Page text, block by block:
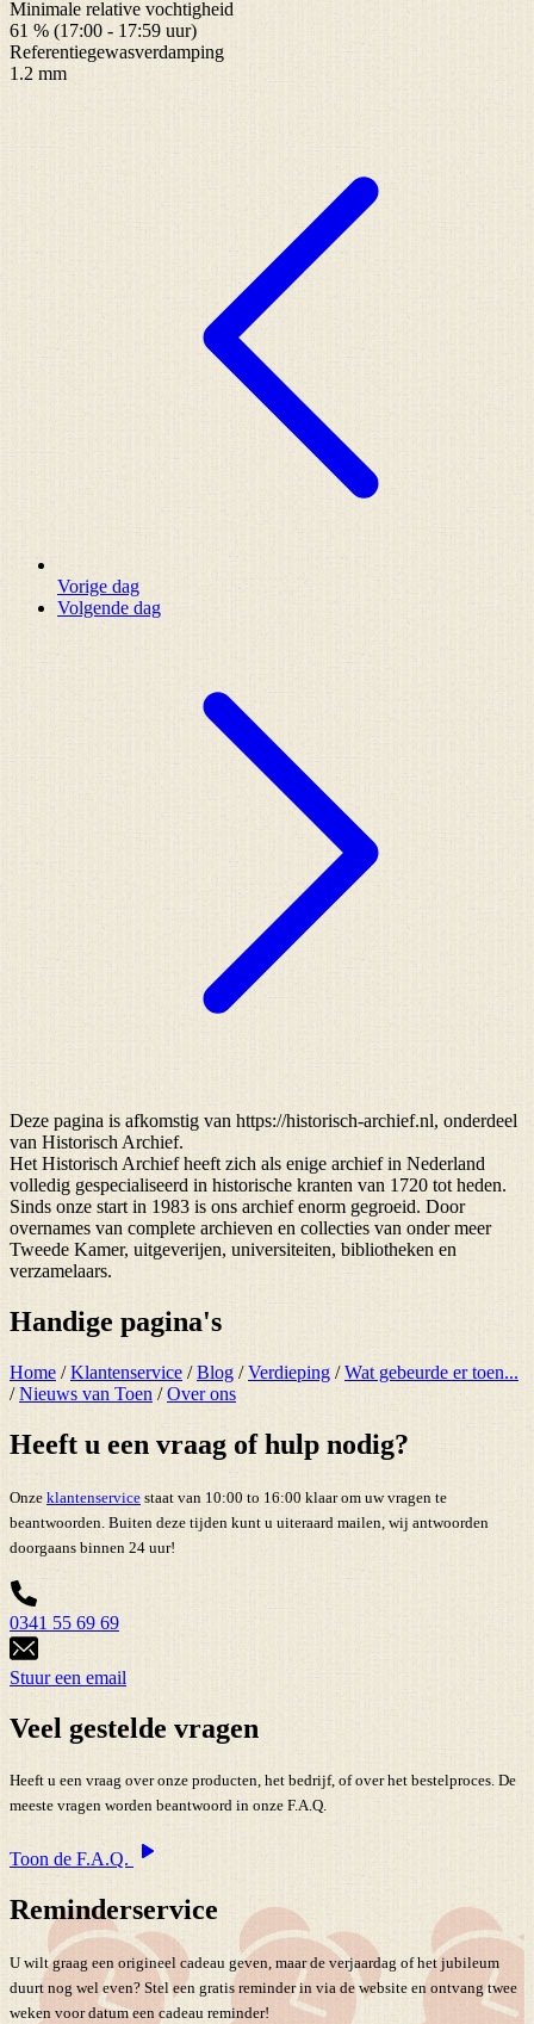
Minimale relative vochtigheid
61 % (17:00 - 17:59 uur)
Referentiegewasverdamping
1.2 mm
Vorige dag
Volgende dag
Deze pagina is afkomstig van https://historisch-archief.nl, onderdeel
van Historisch Archief.
Het Historisch Archief heeft zich als enige archief in Nederland
volledig gespecialiseerd in historische kranten van 1720 tot heden.
Sinds onze start in 1983 is ons archief enorm gegroeid. Door
overnames van complete archieven en collecties van onder meer
Tweede Kamer, uitgeverijen, universiteiten, bibliotheken en
verzamelaars.
Handige pagina's
Home /Klantenservice /Blog /Verdieping /Wat gebeurde er toen...
/Nieuws van Toen /Over ons
Heeft u een vraag of hulp nodig?
Onze klantenservice staat van 10:00 to 16:00 klaar om uw vragen te
beantwoorden. Buiten deze tijden kunt u uiteraard mailen, wij antwoorden
doorgaans binnen 24 uur!
0341 55 69 69
Stuur een email
Veel gestelde vragen
Heeft u een vraag over onze producten, het bedrijf, of over het bestelproces. De
meeste vragen worden beantwoord in onze F.A.Q.
Toon de F.A.Q.
Reminderservice
U wilt graag een origineel cadeau geven, maar de verjaardag of het jubileum
duurt nog wel even? Stel een gratis reminder in via de website en ontvang twee
weken voor datum een cadeau reminder!